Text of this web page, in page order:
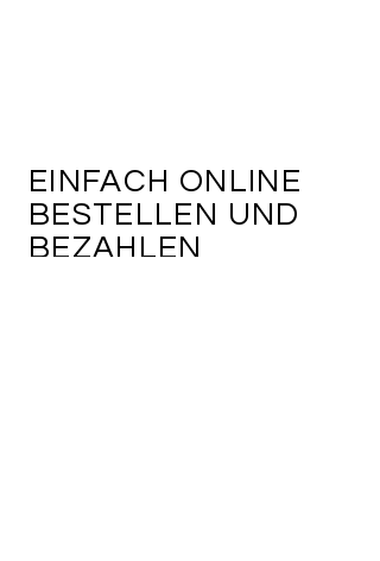
EINFACH ONLINE
BESTELLEN UND
BEZAHLEN